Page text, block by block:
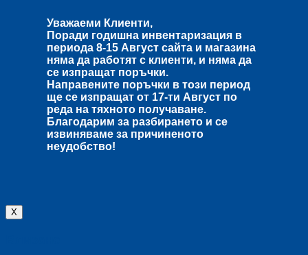
Уважаеми Клиенти,
Поради годишна инвентаризация в
периода 8-15 Август сайта и магазина
няма да работят с клиенти, и няма да
се изпращат поръчки.
Направените поръчки в този период
ще се изпращат от 17-ти Август по
реда на тяхното получаване.
Благодарим за разбирането и се
извиняваме за причиненото
неудобство!
X